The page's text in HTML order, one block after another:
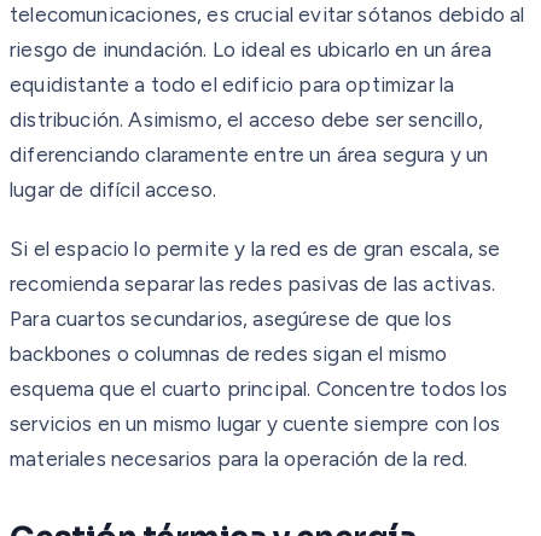
telecomunicaciones, es crucial evitar sótanos debido al
riesgo de inundación. Lo ideal es ubicarlo en un área
equidistante a todo el edificio para optimizar la
distribución. Asimismo, el acceso debe ser sencillo,
diferenciando claramente entre un área segura y un
lugar de difícil acceso.
Si el espacio lo permite y la red es de gran escala, se
recomienda separar las redes pasivas de las activas.
Para cuartos secundarios, asegúrese de que los
backbones o columnas de redes sigan el mismo
esquema que el cuarto principal. Concentre todos los
servicios en un mismo lugar y cuente siempre con los
materiales necesarios para la operación de la red.